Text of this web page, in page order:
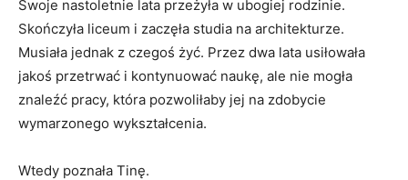
Swoje nastoletnie lata przeżyła w ubogiej rodzinie.
Skończyła liceum i zaczęła studia na architekturze.
Musiała jednak z czegoś żyć. Przez dwa lata usiłowała
jakoś przetrwać i kontynuować naukę, ale nie mogła
znaleźć pracy, która pozwoliłaby jej na zdobycie
wymarzonego wykształcenia.
Wtedy poznała Tinę.